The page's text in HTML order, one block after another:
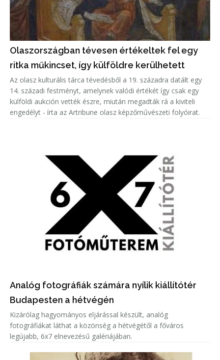
Olaszországban tévesen értékeltek fel egy
ritka műkincset, így külföldre kerülhetett
Az olasz kulturális tárca tévedésből a 19. századra datált egy
14. századi festményt, amelynek valódi értékét így csak egy
külföldi aukción vették észre, miután megadták rá a kiviteli
engedélyt - írta az Artribune olasz képzőművészeti folyóirat.
Analóg fotográfiák számára nyílik kiállítótér
Budapesten a hétvégén
Kizárólag hagyományos eljárással készült, analóg
fotográfiákat láthat a közönség a hétvégétől a főváros
legújabb, 6x7 elnevezésű galériájában.